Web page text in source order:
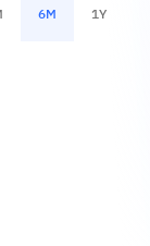
6M 1Y